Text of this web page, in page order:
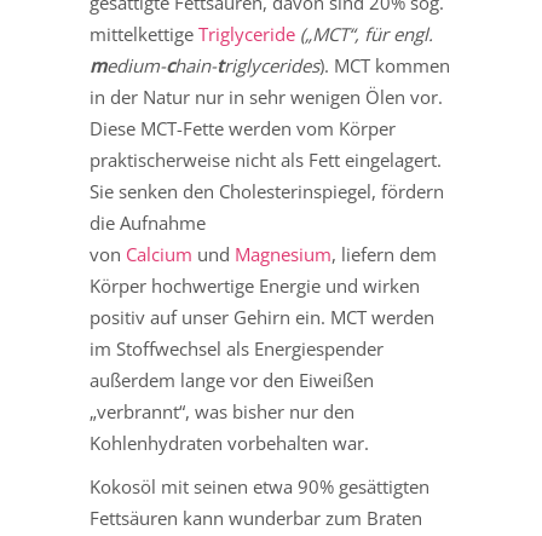
mittelkettige Triglyceride („MCT“, für engl.
medium-chain-triglycerides). MCT kommen
in der Natur nur in sehr wenigen Ölen vor.
Diese MCT-Fette werden vom Körper
praktischerweise nicht als Fett eingelagert.
Sie senken den Cholesterinspiegel, fördern
die Aufnahme
von Calcium und Magnesium, liefern dem
Körper hochwertige Energie und wirken
positiv auf unser Gehirn ein. MCT werden
im Stoffwechsel als Energiespender
außerdem lange vor den Eiweißen
„verbrannt“, was bisher nur den
Kohlenhydraten vorbehalten war.
Kokosöl mit seinen etwa 90% gesättigten
Fettsäuren kann wunderbar zum Braten